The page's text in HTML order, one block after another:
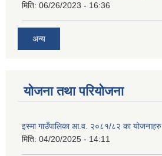
मिति: 06/26/2023 - 16:36
अन्य
योजना तथा परियोजना
इस्मा गाउँपालिका आ.व. २०८१/८२ का योजनाहरु
मिति: 04/20/2025 - 14:11